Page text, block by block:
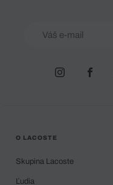
O LACOSTE
Skupina Lacoste
Ľudia